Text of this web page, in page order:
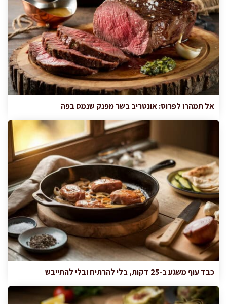
אל תמהרו לפרוס: אונטריב בשר מפנק שנמס בפה
כבד עוף משגע ב-25 דקות, בלי להרתיח ובלי להתייבש